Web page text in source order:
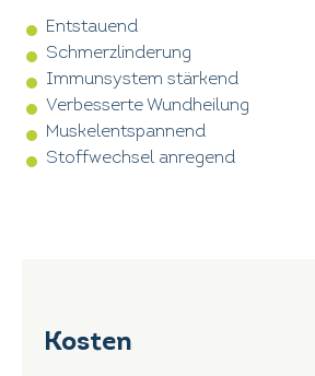
Entstauend
Schmerzlinderung
Immunsystem stärkend
Verbesserte Wundheilung
Muskelentspannend
Stoffwechsel anregend
Kosten